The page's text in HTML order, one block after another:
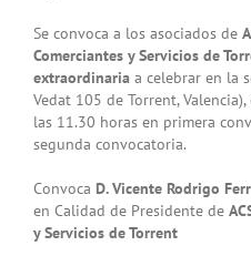
Se convoca a los asociados de
Comerciantes y Servicios de
extraordinaria a celebrar en la
Vedat 105 de Torrent,
las 11.30 horas en primera
segunda convocatoria.
Convoca D. Vicente Rodrigo
en Calidad de Presidente de
y Servicios de Torrent